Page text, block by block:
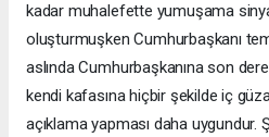
kadar muhalefette yumuşama
oluşturmuşken Cumhurbaşkanı
aslında Cumhurbaşkanına son
kendi kafasına hiçbir şekilde iç
açıklama yapması daha uygundur.